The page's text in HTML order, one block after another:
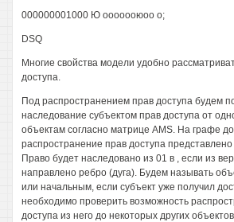
000000001000 Ю ооооооюоо о;
DSQ
Многие свойства модели удобно
доступа.
Под распространением прав доступа будем
наследование субъектом прав доступа от
объектам согласно матрице AMS. На графе
распространение прав доступа
Право будет наследовано из 01 в , если из
направлено ребро (дуга). Будем называть
или начальным, если субъект уже получил
необходимо проверить возможность
доступа из него до некоторых других